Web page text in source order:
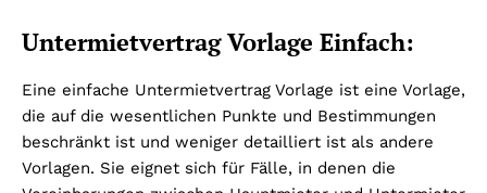
Untermietvertrag Vorlage Einfach:
Eine einfache Untermietvertrag Vorlage ist eine Vorlage,
die auf die wesentlichen Punkte und Bestimmungen
beschränkt ist und weniger detailliert ist als andere
Vorlagen. Sie eignet sich für Fälle, in denen die